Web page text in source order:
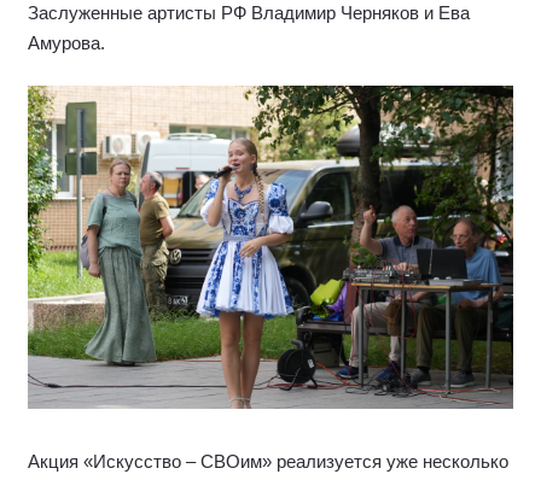
Заслуженные артисты РФ Владимир Черняков и Ева
Амурова.
Акция «Искусство – СВОим» реализуется уже несколько